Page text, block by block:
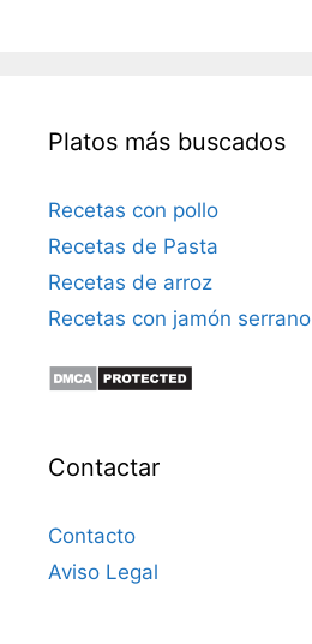
Platos más buscados
Recetas con pollo
Recetas de Pasta
Recetas de arroz
Recetas con jamón serrano
Contactar
Contacto
Aviso Legal